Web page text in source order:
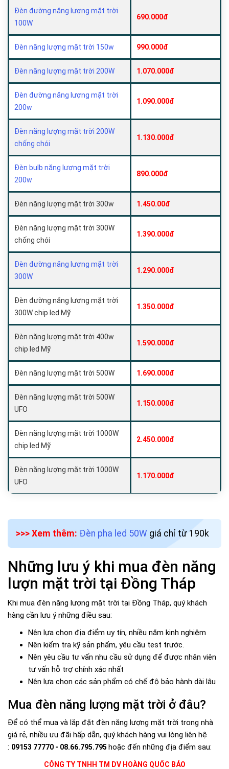
Đèn đường năng lượng mặt trời
100W
690.000đ
Đèn năng lượng mặt trời 150w 990.000đ
Đèn năng lượng mặt trời 200W 1.070.000đ
Đèn đường năng lượng mặt trời
200w
1.090.000đ
Đèn năng lượng mặt trời 200W
chống chói
1.130.000đ
Đèn bulb năng lượng mặt trời
200w
890.000đ
Đèn năng lượng mặt trời 300w 1.450.00đ
Đèn năng lượng mặt trời 300W
chống chói
1.390.000đ
Đèn đường năng lượng mặt trời
300W
1.290.000đ
Đèn đường năng lượng mặt trời
300W chip led Mỹ
1.350.000đ
Đèn năng lượng mặt trời 400w
chip led Mỹ
1.590.000đ
Đèn năng lượng mặt trời 500W 1.690.000đ
Đèn năng lượng mặt trời 500W
UFO
1.150.000đ
Đèn năng lượng mặt trời 1000W
chip led Mỹ
2.450.000đ
Đèn năng lượng mặt trời 1000W
UFO
1.170.000đ
>>> Xem thêm: Đèn pha led 50W giá chỉ từ 190k
Những lưu ý khi mua đèn năng
lượn mặt trời tại Đồng Tháp
Khi mua đèn năng lượng mặt trời tại Đồng Tháp, quý khách
hàng cần lưu ý những điều sau:
Nên lựa chọn địa điểm uy tín, nhiều năm kinh nghiệm
Nên kiểm tra kỹ sản phẩm, yêu cầu test trước.
Nên yêu cầu tư vấn nhu cầu sử dụng để được nhân viên
tư vấn hỗ trợ chính xác nhất
Nên lựa chọn các sản phẩm có chế độ bảo hành dài lâu
Mua đèn năng lượng mặt trời ở đâu?
Để có thể mua và lắp đặt đèn năng lượng mặt trời trong nhà
giá rẻ, nhiều ưu đãi hấp dẫn, quý khách hàng vui lòng liên hệ
: 09153 77770 - 08.66.795.795 hoặc đến những địa điểm sau:
CÔNG TY TNHH TM DV HOÀNG QUỐC BẢO